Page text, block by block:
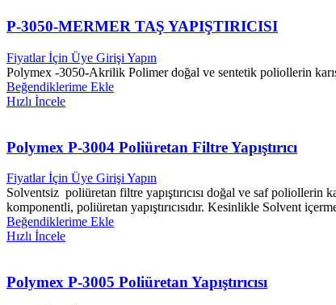
P-3050-MERMER TAŞ YAPIŞTIRICISI
Fiyatlar İçin Üye Girişi Yapın
Polymex -3050-Akrilik Polimer doğal ve sentetik poliollerin
Beğendiklerime Ekle
Hızlı İncele
Polymex P-3004 Poliüretan Filtre Yapıştırıcı
Fiyatlar İçin Üye Girişi Yapın
Solventsiz poliüretan filtre yapıştırıcısı doğal ve saf poliollerin
komponentli, poliüretan yapıştırıcısıdır. Kesinlikle Solvent
Beğendiklerime Ekle
Hızlı İncele
Polymex P-3005 Poliüretan Yapıştırıcısı